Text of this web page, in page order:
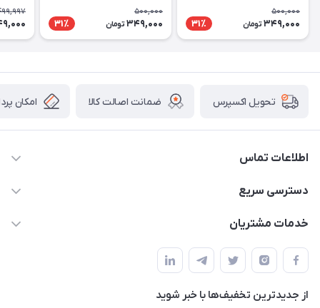
500,000
349,000 تومان 31٪
500,000
349,000 تومان 31٪
سایز 50X80 سانتی متر
تحویل اکسپرس ضمانت اصالت کالا امکان
اطلاعات تماس
09034287359
دسترسی سریع
حساب کاربری
لیست محصولات
درباره ما
خدمات مشتریان
قوانین و مقررات
حریم خصوصی
راهنما
از جدید‌ترین تخفیف‌ها با‌ خبر شوید